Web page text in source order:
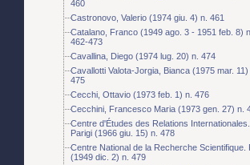
460
Castronovo, Valerio (1974 giu. 4) n. 461
Catalano, Franco (1949 ago. 3 - 1951 feb. 8)
462-473
Cavallina, Diego (1974 lug. 20) n. 474
Cavallotti Valota-Jorgia, Bianca (1975 mar. 11)
475
Cecchi, Ottavio (1973 feb. 1) n. 476
Cecchini, Francesco Maria (1973 gen. 27) n.
Centre d'Études des Relations Internationales.
Parigi (1966 giu. 15) n. 478
Centre National de la Recherche Scientifique.
(1949 dic. 2) n. 479